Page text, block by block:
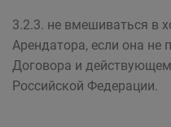
3.2.3. не вмешиваться в
Арендатора, если она не
Договора и
Российской Федерации.